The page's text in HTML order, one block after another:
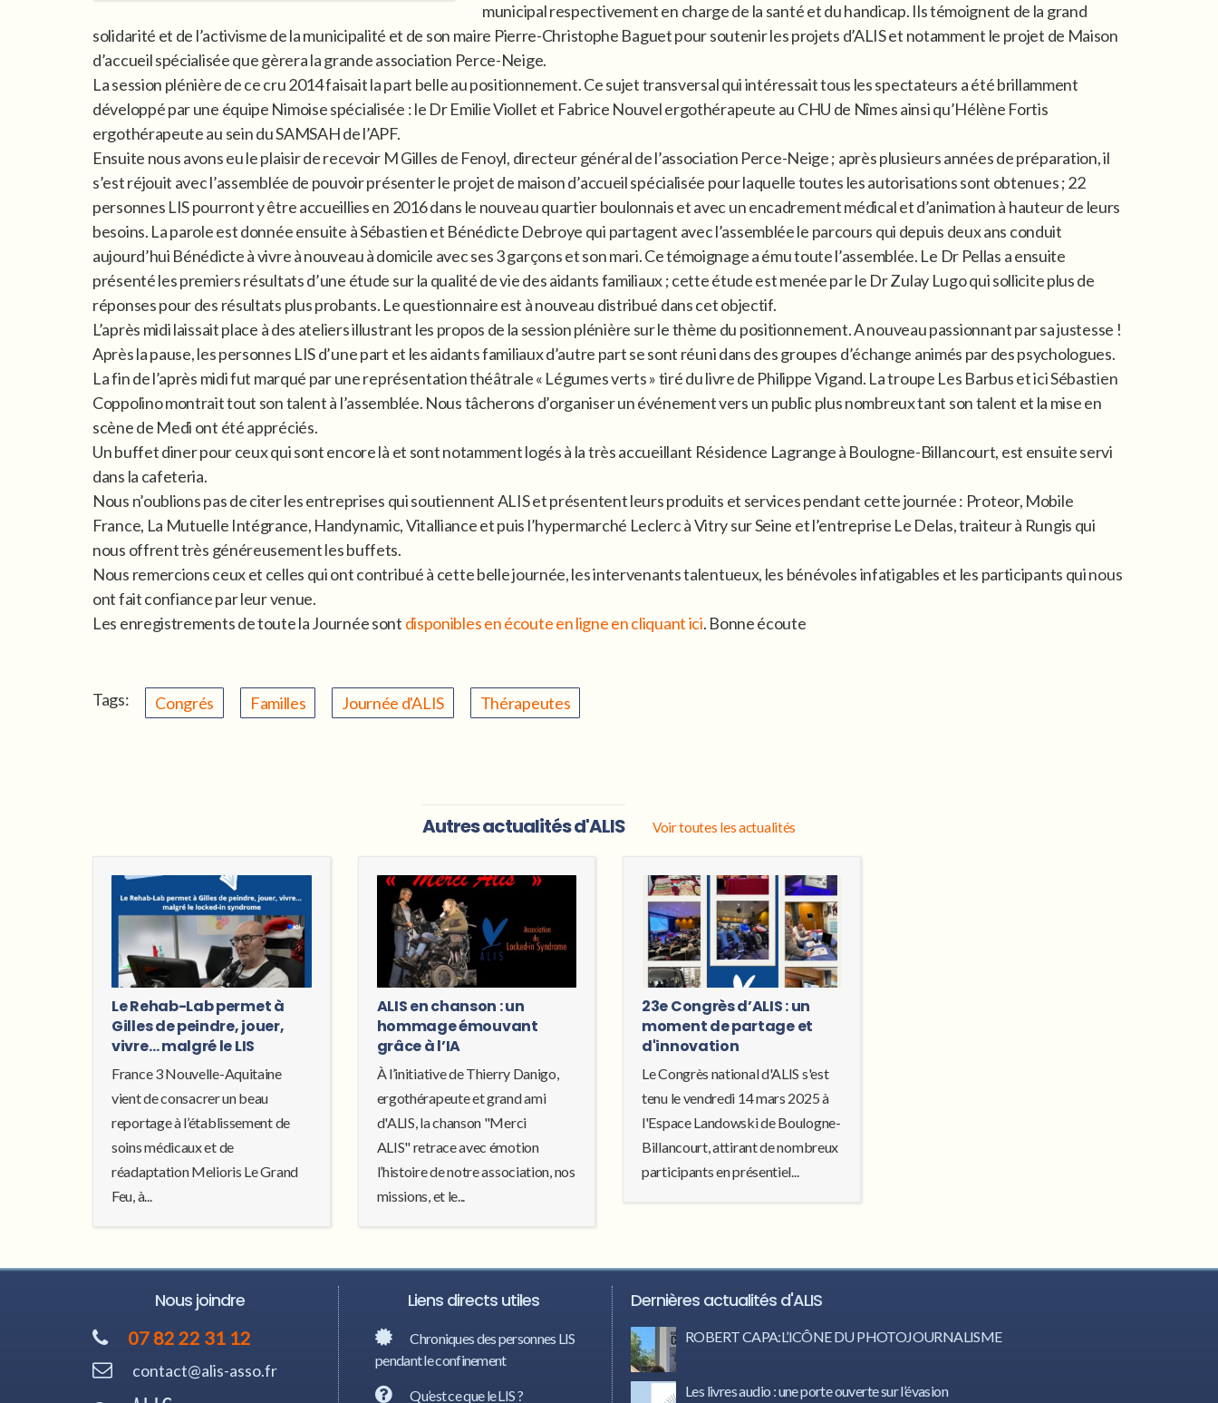
municipal respectivement en charge de la santé et du handicap. Ils témoignent de la grand
solidarité et de l’activisme de la municipalité et de son maire Pierre-Christophe Baguet pour soutenir les projets d’ALIS et notamment le projet de Maison
d’accueil spécialisée que gèrera la grande association Perce-Neige.
La session plénière de ce cru 2014 faisait la part belle au positionnement. Ce sujet transversal qui intéressait tous les spectateurs a été brillamment
développé par une équipe Nimoise spécialisée : le Dr Emilie Viollet et Fabrice Nouvel ergothérapeute au CHU de Nîmes ainsi qu’Hélène Fortis
ergothérapeute au sein du SAMSAH de l’APF.
Ensuite nous avons eu le plaisir de recevoir M Gilles de Fenoyl, directeur général de l’association Perce-Neige ; après plusieurs années de préparation, il
s’est réjouit avec l’assemblée de pouvoir présenter le projet de maison d’accueil spécialisée pour laquelle toutes les autorisations sont obtenues ; 22
personnes LIS pourront y être accueillies en 2016 dans le nouveau quartier boulonnais et avec un encadrement médical et d’animation à hauteur de leurs
besoins. La parole est donnée ensuite à Sébastien et Bénédicte Debroye qui partagent avec l’assemblée le parcours qui depuis deux ans conduit
aujourd’hui Bénédicte à vivre à nouveau à domicile avec ses 3 garçons et son mari. Ce témoignage a ému toute l’assemblée. Le Dr Pellas a ensuite
présenté les premiers résultats d’une étude sur la qualité de vie des aidants familiaux ; cette étude est menée par le Dr Zulay Lugo qui sollicite plus de
réponses pour des résultats plus probants. Le questionnaire est à nouveau distribué dans cet objectif.
L’après midi laissait place à des ateliers illustrant les propos de la session plénière sur le thème du positionnement. A nouveau passionnant par sa justesse !
Après la pause, les personnes LIS d’une part et les aidants familiaux d’autre part se sont réuni dans des groupes d’échange animés par des psychologues.
La fin de l’après midi fut marqué par une représentation théâtrale « Légumes verts » tiré du livre de Philippe Vigand. La troupe Les Barbus et ici Sébastien
Coppolino montrait tout son talent à l’assemblée. Nous tâcherons d’organiser un événement vers un public plus nombreux tant son talent et la mise en
scène de Medi ont été appréciés.
Un buffet diner pour ceux qui sont encore là et sont notamment logés à la très accueillant Résidence Lagrange à Boulogne-Billancourt, est ensuite servi
dans la cafeteria.
Nous n’oublions pas de citer les entreprises qui soutiennent ALIS et présentent leurs produits et services pendant cette journée : Proteor, Mobile
France, La Mutuelle Intégrance, Handynamic, Vitalliance et puis l’hypermarché Leclerc à Vitry sur Seine et l’entreprise Le Delas, traiteur à Rungis qui
nous offrent très généreusement les buffets.
Nous remercions ceux et celles qui ont contribué à cette belle journée, les intervenants talentueux, les bénévoles infatigables et les participants qui nous
ont fait confiance par leur venue.
Les enregistrements de toute la Journée sont disponibles en écoute en ligne en cliquant ici. Bonne écoute
Tags: Congrés Familles Journée d'ALIS Thérapeutes
Autres actualités d'ALIS Voir toutes les actualités
Le Rehab-Lab permet à
Gilles de peindre, jouer,
vivre… malgré le LIS
France 3 Nouvelle-Aquitaine
vient de consacrer un beau
reportage à l’établissement de
soins médicaux et de
réadaptation Melioris Le Grand
Feu, à...
ALIS en chanson : un
hommage émouvant
grâce à l’IA
À l’initiative de Thierry Danigo,
ergothérapeute et grand ami
d'ALIS, la chanson "Merci
ALIS" retrace avec émotion
l’histoire de notre association, nos
missions, et le...
23e Congrès d’ALIS : un
moment de partage et
d'innovation
Le Congrès national d'ALIS s'est
tenu le vendredi 14 mars 2025 à
l'Espace Landowski de Boulogne-
Billancourt, attirant de nombreux
participants en présentiel...
Nous joindre
07 82 22 31 12
contact@alis-asso.fr
Liens directs utiles
Chroniques des personnes LIS
pendant le confinement
Qu’est ce que le LIS ?
Dernières actualités d'ALIS
ROBERT CAPA:L’ICÔNE DU PHOTOJOURNALISME
Les livres audio : une porte ouverte sur l’évasion